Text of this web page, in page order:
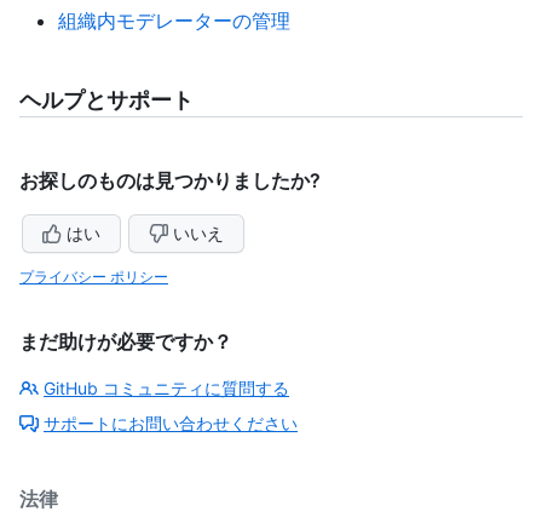
組織内モデレーターの管理
ヘルプとサポート
お探しのものは見つかりましたか?
はい いいえ
プライバシー ポリシー
まだ助けが必要ですか？
GitHub コミュニティに質問する
サポートにお問い合わせください
法律